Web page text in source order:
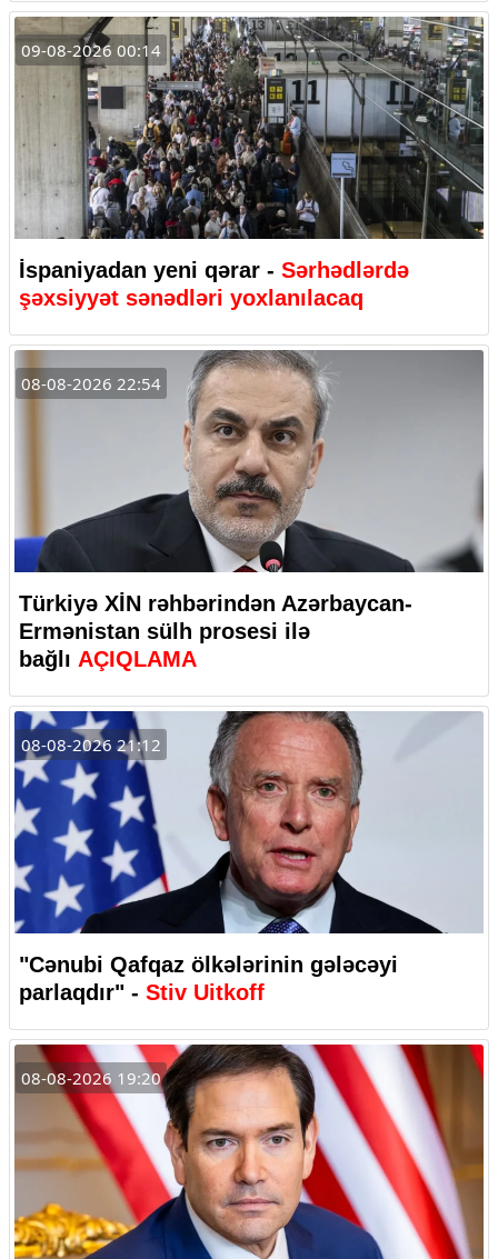
09-08-2026 00:14
İspaniyadan yeni qərar - Sərhədlərdə
şəxsiyyət sənədləri yoxlanılacaq
08-08-2026 22:54
Türkiyə XİN rəhbərindən Azərbaycan-
Ermənistan sülh prosesi ilə
bağlı AÇIQLAMA
08-08-2026 21:12
"Cənubi Qafqaz ölkələrinin gələcəyi
parlaqdır" - Stiv Uitkoff
08-08-2026 19:20